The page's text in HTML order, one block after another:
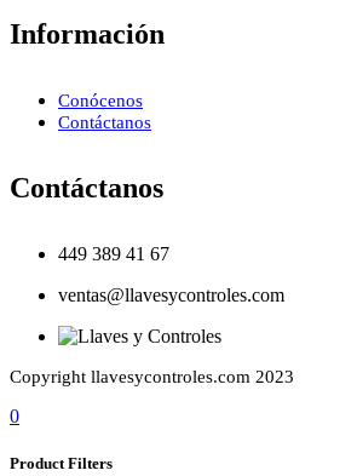
Información
Conócenos
Contáctanos
Contáctanos
449 389 41 67
ventas@llavesycontroles.com
Copyright llavesycontroles.com 2023
0
Product Filters